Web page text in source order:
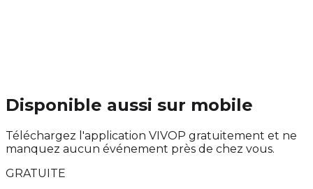
Disponible aussi sur mobile
Téléchargez l'application VIVOP gratuitement et ne
manquez aucun événement près de chez vous.
GRATUITE